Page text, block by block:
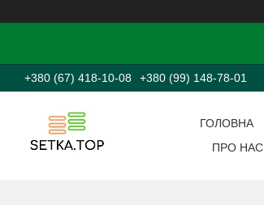
+380 (67) 418-10-08 +380 (99) 148-78-01
ГОЛОВНА
ПРО НАС